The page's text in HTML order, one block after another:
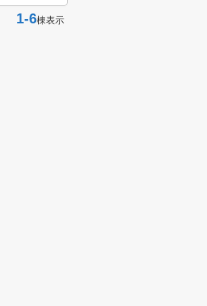
1-6棟表示